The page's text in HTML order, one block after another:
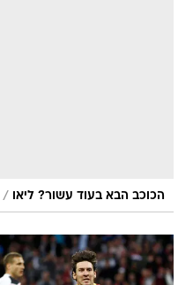
הכוכב הבא בעוד עשור? ליאו /